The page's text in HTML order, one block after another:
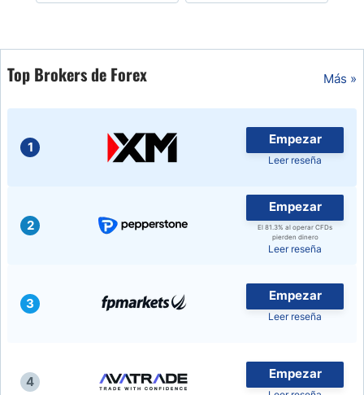
Top Brokers de Forex Más »
1
Empezar
Leer reseña
2
Empezar
El 81.3% al operar CFDs
pierden dinero
Leer reseña
3
Empezar
Leer reseña
4
Empezar